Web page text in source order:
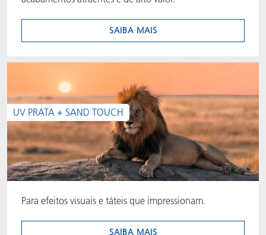
SAIBA MAIS
UV PRATA + SAND TOUCH
Para efeitos visuais e táteis que impressionam.
SAIBA MAIS